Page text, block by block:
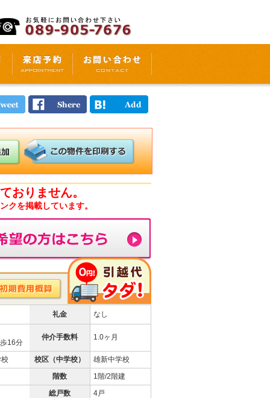
おりません。
クを掲載しています。
礼金 なし
16分
仲介手数料 1.0ヶ月
校区（中学校）
雄新中学校
階数
1階/2階建
総戸数
4戸